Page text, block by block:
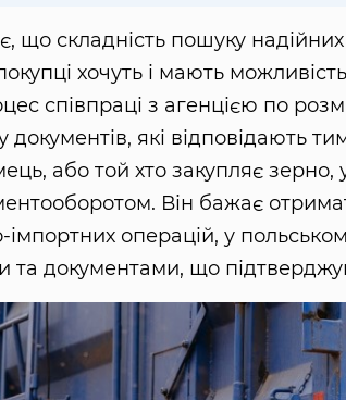
що складність пошуку
хочуть і мають
співпраці з агенцією по
документів, які відповідають
або той хто закупляє зерно,
Він бажає
операцій, у
та документами, що